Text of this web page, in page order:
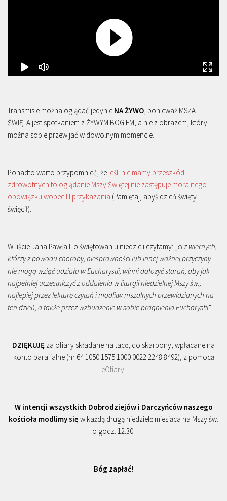
Transmisje można oglądać jedynie NA ŻYWO, ponieważ MSZA
ŚWIĘTA jest spotkaniem z ŻYWYM BOGIEM, a nie z obrazem, który
można sobie przewijać w dowolnym momencie.
Ponadto warto przypomnieć, że jeśli nie mamy przeszkód
zdrowotnych to oglądanie Mszy Świętej nie zastępuje moralnego
obowiązku wobec III przykazania (Pamiętaj, abyś dzień święty
święcił).
W liście Jana Pawła II o świętowaniu niedzieli czytamy: „ci z wiernych,
którzy z powodu choroby, niesprawności lub innej ważnej przyczyny
nie mogą wziąć udziału w Eucharystii, winni dołożyć starań, aby jak
najpełniej uczestniczyć z oddalenia w liturgii niedzielnej Mszy św.,
najlepiej przez lekturę czytań i modlitw mszalnych przewidzianych na
ten dzień, a także przez wzbudzenie w sobie pragnienia Eucharystii”.
DZIĘKUJĘ za ofiary składane na tacę, do skarbony, wpłacane na
konto parafialne (nr 64 1050 1575 1000 0022 2248 8492), z pomocą
eOfiary.
W intencji wszystkich Dobrodziejów i Darczyńców naszego
kościoła modlimy się w każdą drugą niedzielę miesiąca na Mszy św.
o godz. 12.30.
Bóg zapłać!